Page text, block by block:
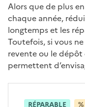
Alors que de plus
chaque année,
longtemps et les
Toutefois, si vous
revente ou le
permettent
RÉPARABLE